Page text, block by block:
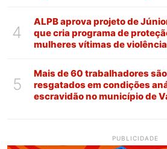
4
ALPB aprova projeto de
que cria programa de
mulheres vítimas de
5
Mais de 60 trabalhadores são
resgatados em condições
escravidão no município de
PUBLICIDADE